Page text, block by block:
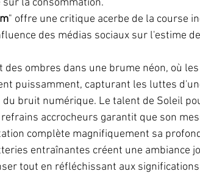
la consommation.
" offre une critique acerbe de la course
des médias sociaux sur l'estime
des ombres dans une brume néon, où
puissamment, capturant les luttes
bruit numérique. Le talent de Soleil
accrocheurs garantit que son
complète magnifiquement sa
entraînantes créent une ambiance
tout en réfléchissant aux